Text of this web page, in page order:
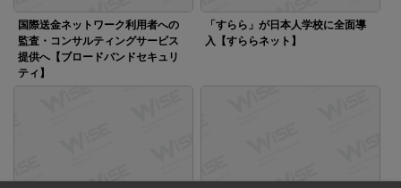
国際送金ネットワーク利用者への
監査・コンサルティングサービス
提供へ【ブロードバンドセキュリ
ティ】
「すらら」が日本人学校に全面導
入【すららネット】